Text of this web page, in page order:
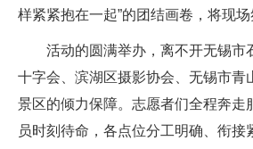
样紧紧抱在一起”的团结画卷，将现场
活动的圆满举办，离不开无锡市
十字会、滨湖区摄影协会、无锡市青
景区的倾力保障。志愿者们全程奔走
员时刻待命，各点位分工明确、衔接